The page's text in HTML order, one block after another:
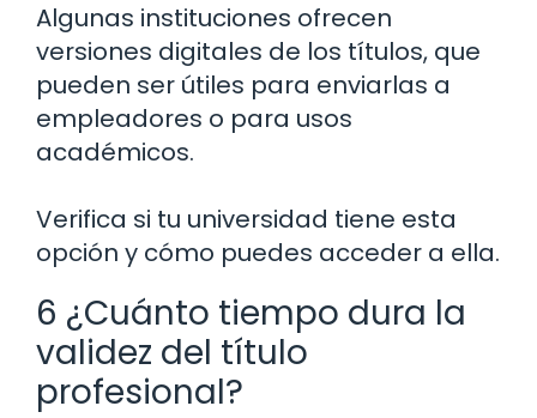
Algunas instituciones ofrecen
versiones digitales de los títulos, que
pueden ser útiles para enviarlas a
empleadores o para usos
académicos.
Verifica si tu universidad tiene esta
opción y cómo puedes acceder a ella.
6 ¿Cuánto tiempo dura la
validez del título
profesional?